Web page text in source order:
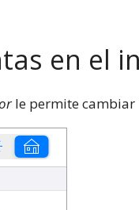
en el
le permite cambiar